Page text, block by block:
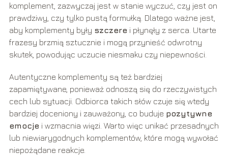
komplement, zazwyczaj jest w stanie wyczuć, czy jest on
prawdziwy, czy tylko pustą formułką. Dlatego ważne jest,
aby komplementy były szczerei płynęły z serca. Utarte
frazesy brzmią sztucznie i mogą przynieść odwrotny
skutek, powodując uczucie niesmaku czy niepewności.
Autentyczne komplementy są też bardziej
zapamiętywane, ponieważ odnoszą się do rzeczywistych
cech lub sytuacji. Odbiorca takich słów czuje się wtedy
bardziej doceniony i zauważony, co buduje pozytywne
emocjei wzmacnia więzi. Warto więc unikać przesadnych
lub niewiarygodnych komplementów, które mogą wywołać
niepożądane reakcje.